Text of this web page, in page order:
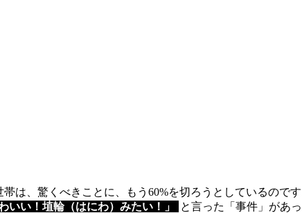
は、驚くべきことに、もう60%を切ろうとしているので
いい！埴輪（はにわ）みたい！」
と言った「事件」があ